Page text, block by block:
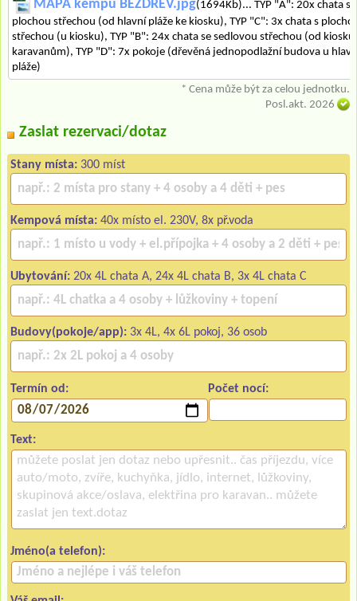
MAPA kempu BEZDREV.jpg(1694Kb)... TYP "A": 20x chata s
plochou střechou (od hlavní pláže ke kiosku), TYP "C": 3x chata s
střechou (u kiosku), TYP "B": 24x chata se sedlovou střechou (od kiosku
karavanům), TYP "D": 7x pokoje (dřevěná jednopodlažní budova u
pláže)
* Cena může být za celou jednotku.
Posl.akt. 2026
Zaslat rezervaci/dotaz
Stany místa: 300 míst
Kempová místa: 40x místo el. 230V, 8x př.voda
Ubytování: 20x 4L chata A, 24x 4L chata B, 3x 4L chata C
Budovy(pokoje/app): 3x 4L, 4x 6L pokoj, 36 osob
Termín od: Počet nocí:
Text:
Jméno(a telefon):